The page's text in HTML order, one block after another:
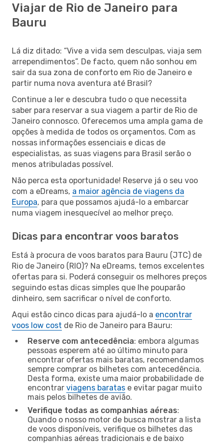
Viajar de Rio de Janeiro para
Bauru
Lá diz ditado: “Vive a vida sem desculpas, viaja sem
arrependimentos”. De facto, quem não sonhou em
sair da sua zona de conforto em Rio de Janeiro e
partir numa nova aventura até Brasil?
Continue a ler e descubra tudo o que necessita
saber para reservar a sua viagem a partir de Rio de
Janeiro connosco. Oferecemos uma ampla gama de
opções à medida de todos os orçamentos. Com as
nossas informações essenciais e dicas de
especialistas, as suas viagens para Brasil serão o
menos atribuladas possível.
Não perca esta oportunidade! Reserve já o seu voo
com a eDreams, a maior agência de viagens da
Europa, para que possamos ajudá-lo a embarcar
numa viagem inesquecível ao melhor preço.
Dicas para encontrar voos baratos
Está à procura de voos baratos para Bauru (JTC) de
Rio de Janeiro (RIO)? Na eDreams, temos excelentes
ofertas para si. Poderá conseguir os melhores preços
seguindo estas dicas simples que lhe pouparão
dinheiro, sem sacrificar o nível de conforto.
Aqui estão cinco dicas para ajudá-lo a encontrar
voos low cost de Rio de Janeiro para Bauru:
Reserve com antecedência: embora algumas
pessoas esperem até ao último minuto para
encontrar ofertas mais baratas, recomendamos
sempre comprar os bilhetes com antecedência.
Desta forma, existe uma maior probabilidade de
encontrar viagens baratas e evitar pagar muito
mais pelos bilhetes de avião.
Verifique todas as companhias aéreas:
Quando o nosso motor de busca mostrar a lista
de voos disponíveis, verifique os bilhetes das
companhias aéreas tradicionais e de baixo